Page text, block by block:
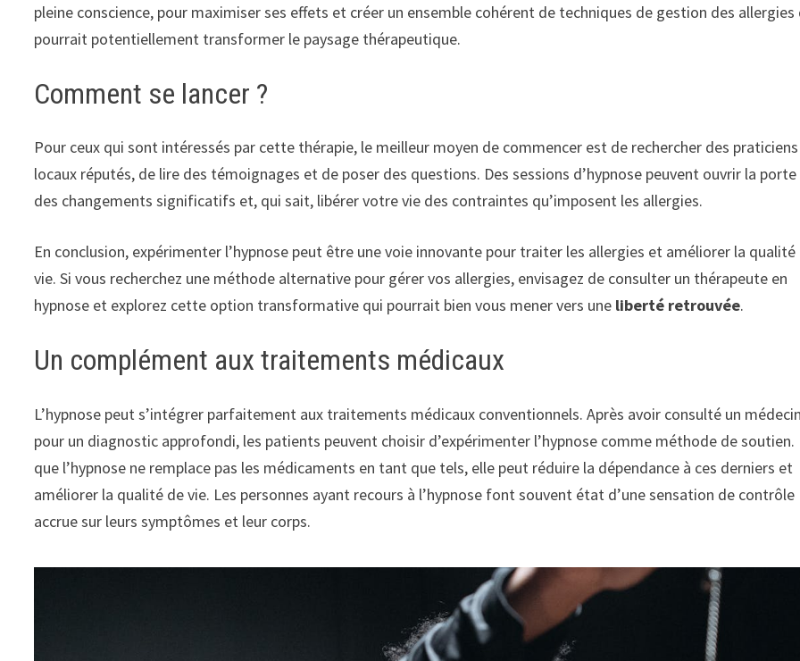
pleine conscience, pour maximiser ses effets et créer un ensemble cohérent de techniques de gestion des allergies
pourrait potentiellement transformer le paysage thérapeutique.
Comment se lancer ?
Pour ceux qui sont intéressés par cette thérapie, le meilleur moyen de commencer est de rechercher des praticiens
locaux réputés, de lire des témoignages et de poser des questions. Des sessions d’hypnose peuvent ouvrir la porte
des changements significatifs et, qui sait, libérer votre vie des contraintes qu’imposent les allergies.
En conclusion, expérimenter l’hypnose peut être une voie innovante pour traiter les allergies et améliorer la qualité
vie. Si vous recherchez une méthode alternative pour gérer vos allergies, envisagez de consulter un thérapeute en
hypnose et explorez cette option transformative qui pourrait bien vous mener vers une liberté retrouvée.
Un complément aux traitements médicaux
L’hypnose peut s’intégrer parfaitement aux traitements médicaux conventionnels. Après avoir consulté un médecin
pour un diagnostic approfondi, les patients peuvent choisir d’expérimenter l’hypnose comme méthode de soutien.
que l’hypnose ne remplace pas les médicaments en tant que tels, elle peut réduire la dépendance à ces derniers et
améliorer la qualité de vie. Les personnes ayant recours à l’hypnose font souvent état d’une sensation de contrôle
accrue sur leurs symptômes et leur corps.